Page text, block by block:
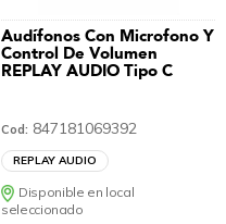
Audífonos Con Microfono Y
Control De Volumen
REPLAY AUDIO Tipo C
Cod: 847181069392
REPLAY AUDIO
Disponible en local
seleccionado